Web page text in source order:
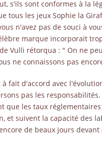
s'ils sont conformes à la
tous les jeux Sophie la
n'avez pas de souci à
marque incorporait
Vulli rétorqua : " On ne
ne connaissons pas
fait d'accord avec
pas les
que les taux
et suivent la capacité des
de beaux jours devant